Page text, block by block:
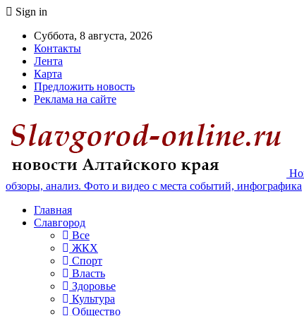
Sign in
Суббота, 8 августа, 2026
Контакты
Лента
Карта
Предложить новость
Реклама на сайте
обзоры, анализ. Фото и видео с места событий, инфографика
Главная
Славгород
Все
ЖКХ
Спорт
Власть
Здоровье
Культура
Общество